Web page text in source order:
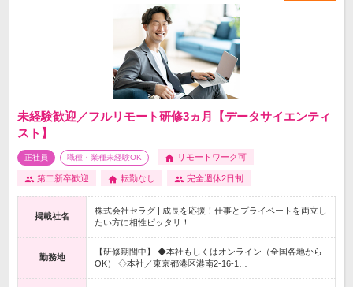
未経験歓迎／フルリモート研修3ヵ月【データサイエンティ
スト】
正社員 職種・業種未経験OK リモートワーク可
第二新卒歓迎 転勤なし 完全週休2日制
掲載社名
株式会社セラグ | 成長を応援！仕事とプライベートを両立し
たい方に相性ピッタリ！
勤務地
【研修期間中】 ◆本社もしくはオンライン（全国各地から
OK） ◇本社／東京都港区港南2-16-1…